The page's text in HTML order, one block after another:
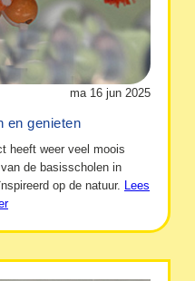
ma 16 jun 2025
en genieten
heeft weer veel moois
de basisscholen in
op de natuur. Lees